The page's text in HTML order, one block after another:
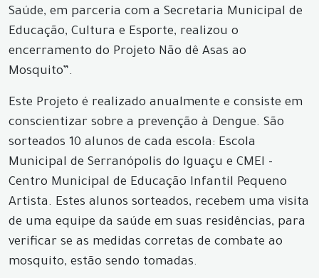
Saúde, em parceria com a Secretaria Municipal de
Educação, Cultura e Esporte, realizou o
encerramento do Projeto Não dê Asas ao
Mosquito”.
Este Projeto é realizado anualmente e consiste em
conscientizar sobre a prevenção à Dengue. São
sorteados 10 alunos de cada escola: Escola
Municipal de Serranópolis do Iguaçu e CMEI -
Centro Municipal de Educação Infantil Pequeno
Artista. Estes alunos sorteados, recebem uma visita
de uma equipe da saúde em suas residências, para
verificar se as medidas corretas de combate ao
mosquito, estão sendo tomadas.